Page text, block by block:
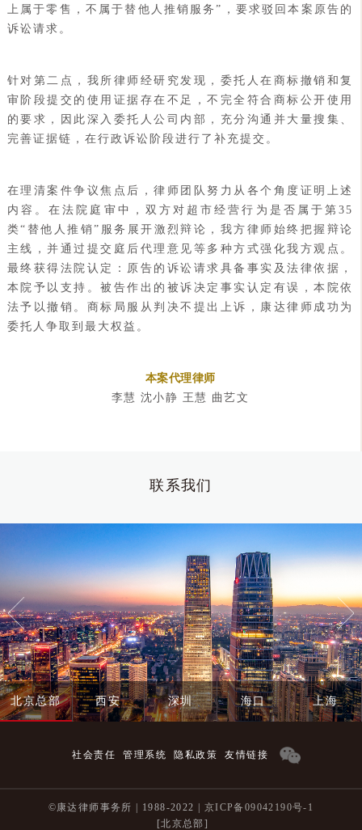
上属于零售，不属于替他人推销服务”，要求驳回本案原告的
诉讼请求。
针对第二点，我所律师经研究发现，委托人在 商标撤销 和复
审阶段提交的使用证据存在不足，不完全符合商标公开使用
的要求，因此深入委托人公司内部，充分沟通并大量搜集、
完善证据链，在行政诉讼阶段进行了补充提交。
在理清案件争议焦点后，律师团队努力从各个角度证明上述
内容。在法院庭审中，双方对超市经营行为是否属于第35
类“替他人推销”服务展开激烈辩论，我方律师始终把握辩论
主线，并通过提交庭后代理意见等多种方式强化我方观点。
最终获得法院认定：原告的诉讼请求具备事实及法律依据，
本院予以支持。被告作出的被诉决定事实认定有误，本院依
法予以撤销。商标局服从判决不提出上诉，康达律师成功为
委托人争取到最大权益。
本案代理律师
李慧沈小静 王慧 曲艺文
联系我们
北京总部 西安 深圳 海口 上海
社会责任 管理系统 隐私政策 友情链接
©康达律师事务所 | 1988-2022 | 京ICP备09042190号-1
[北京总部]